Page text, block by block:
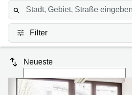
Coworking
Space
Seminarraum
Büro
Geschäftsadresse
Hamburg
Geschäftsadresse
mieten
Düsseldorf
Geschäftsadresse
Büro
Ruhrallee
9
Dortmund
Office Club
Ballindamm
Hirsch-
Straße
Preis
Log-in
Filter
Neueste